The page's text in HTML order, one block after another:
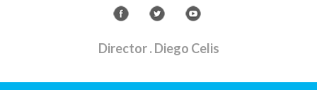
Director. Diego Celis